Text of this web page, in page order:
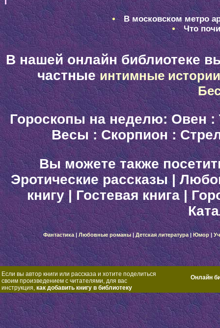
В московском метро
Что
В нашей онлайн библиотеке
частныеинтимные истории
Гороскопы на неделю:Овен:
Весы:Скорпион:
Вы можете также
Эротические рассказы|
книгу|Гостевая книга|
Фантастика| Любовные романы| Детская литература| Юмор|
Если вы автор книги или рассказа и хотите поделиться
своим произведением с читателями, для вас
инструкция, как добавить книгу в библиотеку
Онлайн